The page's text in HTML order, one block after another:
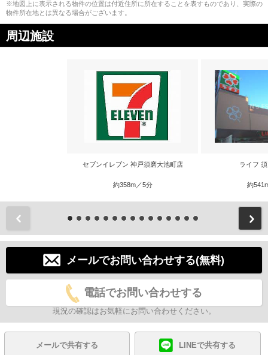
※地図上に表示される物件の位置は付近住所に所在することを表すものであり、実際の
物件所在地とは異なる場合がございます。
周辺施設
セブンイレブン 神戸須磨大池町店
約358m／5分
ライフ
約
メールでお問い合わせする(無料)
電話でお問い合わせする
現況の確認はお気軽にお問い合わせください。
メールで共有する LINEで共有する